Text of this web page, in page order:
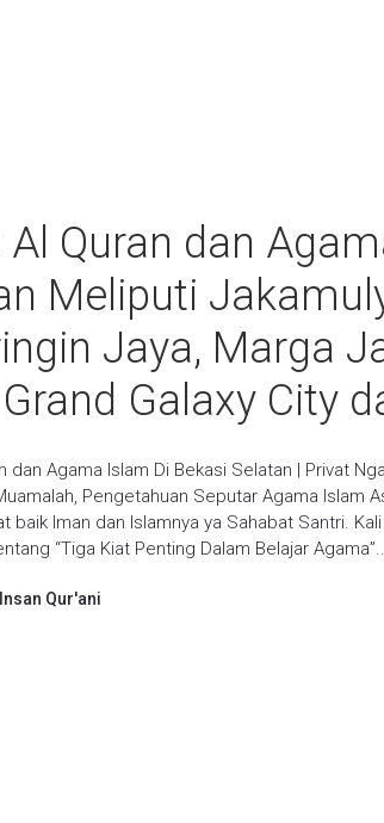
Al Quran dan
Meliputi
Jaya, Marga
Galaxy City
dan Agama Islam Di Bekasi Selatan | Privat
Pengetahuan Seputar Agama Islam
baik Iman dan Islamnya ya Sahabat Santri.
“Tiga Kiat Penting Dalam Belajar
Insan Qur'ani